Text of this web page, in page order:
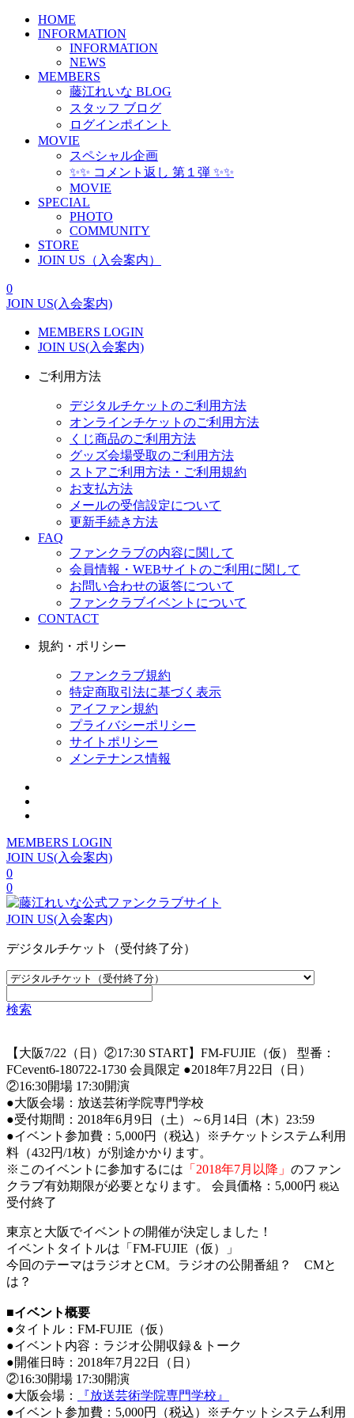
HOME
INFORMATION
INFORMATION
NEWS
MEMBERS
藤江れいな BLOG
スタッフ ブログ
ログインポイント
MOVIE
スペシャル企画
✨✨ コメント返し 第１弾 ✨✨
MOVIE
SPECIAL
PHOTO
COMMUNITY
STORE
JOIN US（入会案内）
0
JOIN US(入会案内)
MEMBERS LOGIN
JOIN US(入会案内)
ご利用方法
デジタルチケットのご利用方法
オンラインチケットのご利用方法
くじ商品のご利用方法
グッズ会場受取のご利用方法
ストアご利用方法・ご利用規約
お支払方法
メールの受信設定について
更新手続き方法
FAQ
ファンクラブの内容に関して
会員情報・WEBサイトのご利用に関して
お問い合わせの返答について
ファンクラブイベントについて
CONTACT
規約・ポリシー
ファンクラブ規約
特定商取引法に基づく表示
アイファン規約
プライバシーポリシー
サイトポリシー
メンテナンス情報
MEMBERS LOGIN
JOIN US(入会案内)
0
0
JOIN US(入会案内)
デジタルチケット（受付終了分）
検索
【大阪7/22（日）②17:30 START】FM-FUJIE（仮）
型番：
FCevent6-180722-1730 会員限定 ●2018年7月22日（日）
②16:30開場 17:30開演
●大阪会場：放送芸術学院専門学校
●受付期間：2018年6月9日（土）～6月14日（木）23:59
●イベント参加費：5,000円（税込）※チケットシステム利用
料（432円/1枚）が別途かかります。
※このイベントに参加するには 「2018年7月以降」 のファン
クラブ有効期限が必要となります。
会員価格：5,000円 税込
受付終了
東京と大阪でイベントの開催が決定しました！
イベントタイトルは「FM-FUJIE（仮）」
今回のテーマはラジオとCM。ラジオの公開番組？ CMと
は？
■イベント概要
●タイトル：FM-FUJIE（仮）
●イベント内容：ラジオ公開収録＆トーク
●開催日時：2018年7月22日（日）
②16:30開場 17:30開演
●大阪会場：
『放送芸術学院専門学校』
●イベント参加費：5,000円（税込）※チケットシステム利用